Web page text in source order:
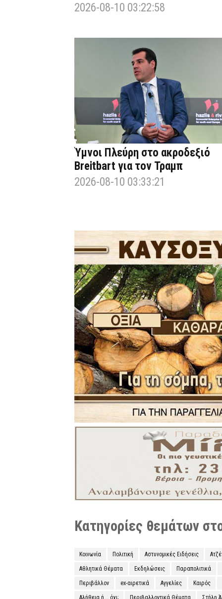
2026-08-10 03:22:58
Ύμνοι Πλεύρη στο ακροδεξιό
Breitbart για τον Τραμπ
2026-08-10 03:33:21
Κατηγορίες θεμάτων
Κοινωνία Πολιτική Αστυνομικές Ειδήσεις
Αθλητικά Θέματα Εκδηλώσεις Παραπολιτικά
Περιβάλλον ex-αιρετικά Αγγελίες Καιρός
Αλήθεια ή... όχι; Περιβαλλοντικά Θέματα Στήλη